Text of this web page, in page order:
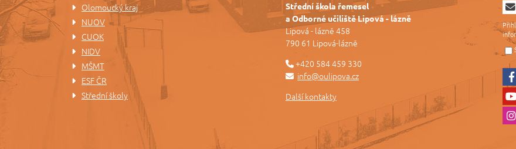
Olomoucký kraj
NUOV
CUOK
NIDV
MŠMT
ESF ČR
Střední školy
Střední škola řemesel
a Odborné učiliště Lipová - lázně
Lipová - lázně 458
790 61 Lipová-lázně
+420 584 459 330
info@oulipova.cz
Další kontakty